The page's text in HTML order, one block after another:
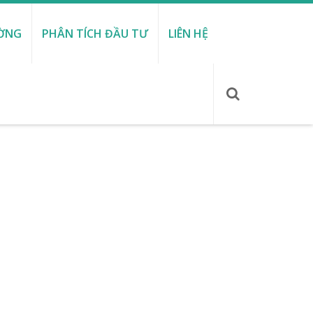
PHÂN TÍCH ĐẦU TƯ LIÊN HỆ